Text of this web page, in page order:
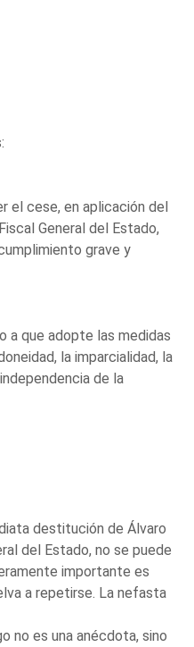
el cese, en aplicación del
General del Estado,
grave y
a que adopte las medidas
la imparcialidad, la
de la
destitución de Álvaro
del Estado, no se puede
importante es
a repetirse. La nefasta
no es una anécdota, sino